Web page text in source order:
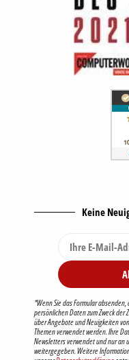
Keine
*Wenn Sie das Formular
persönlichen Daten zum Zweck
über Angebote und Neuigkeiten
Themen verwendet werden. Ihre
Newsletters verwendet und nur an
weitergegeben. Weitere